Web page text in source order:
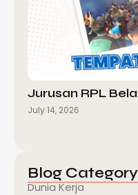
Jurusan RPL
July 14, 2026
Blog Category
Dunia Kerja